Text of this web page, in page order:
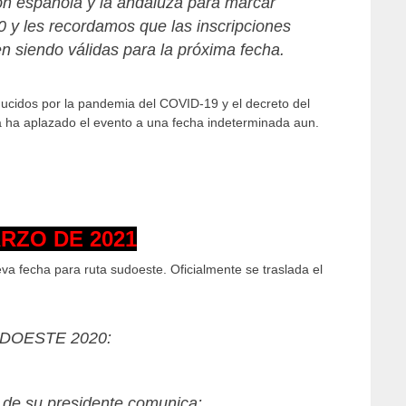
y les recordamos que las inscripciones
siendo válidas para la próxima fecha.
por la pandemia del COVID-19 y el decreto del
aplazado el evento a una fecha indeterminada aun.
DE 2021
fecha para ruta sudoeste. Oficialmente se traslada el
2020: